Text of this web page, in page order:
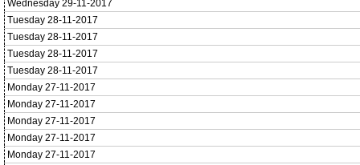
Wednesday 29-11-2017
Tuesday 28-11-2017
Tuesday 28-11-2017
Tuesday 28-11-2017
Tuesday 28-11-2017
Monday 27-11-2017
Monday 27-11-2017
Monday 27-11-2017
Monday 27-11-2017
Monday 27-11-2017